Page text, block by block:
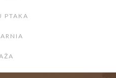
PTAKA